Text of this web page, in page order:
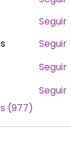
Seguir
Seguir
Seguir
Seguir
(977)